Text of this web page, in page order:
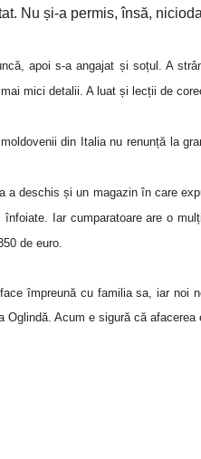
Nu și-a permis, însă,
apoi s-a angajat și soțul. A
mici detalii. A luat și lecții de
din Italia nu renunță la
a deschis și un magazin în care
Iar cumparatoare are o
de euro.
împreună cu familia sa, iar
Oglindă. Acum e sigură că